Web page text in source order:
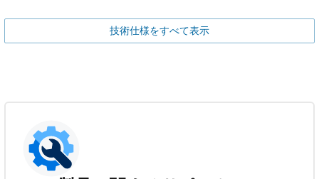
技術仕様をすべて表示